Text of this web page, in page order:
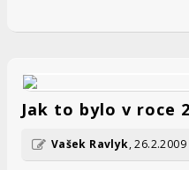
Jak to bylo v roce
Vašek Ravlyk,26.2.2009